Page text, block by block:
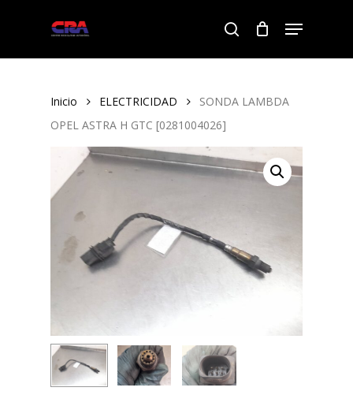
search
Menu
Inicio ELECTRICIDAD
SONDA LAMBDA
OPEL ASTRA H GTC [0281004026]